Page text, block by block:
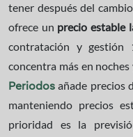
tener después del
ofrece un precio estable
contratación y
concentra más en noches
Periodos añade precios
manteniendo precios
prioridad es la